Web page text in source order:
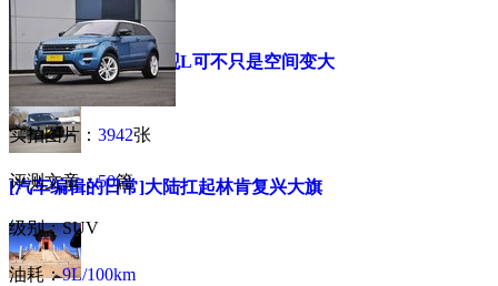
[汽车编辑的日常]途观L可不只是空间变大
[汽车编辑的日常]大陆扛起林肯复兴大旗
实拍图片： 3942张
评测文章：50篇
级别：SUV
油耗：9L/100km